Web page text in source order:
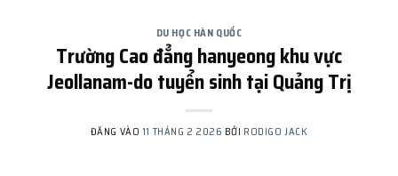
DU HỌC HÀN QUỐC
Trường Cao đẳng hanyeong khu vực
Jeollanam-do tuyển sinh tại Quảng Trị
ĐĂNG VÀO 11 THÁNG 2 2026 BỞI RODIGO JACK